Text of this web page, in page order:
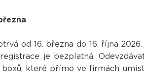
od 16. března do 16. října
je bezplatná.
které přímo ve firmách